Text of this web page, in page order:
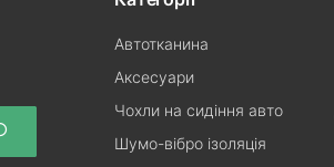
Автотканина
Аксесуари
Чохли на сидіння авто
Шумо-вібро ізоляція